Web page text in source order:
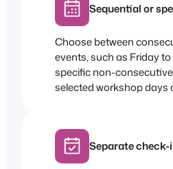
Sequential or
Choose between
events, such as Friday
specific non-
selected workshop days
Separate check-